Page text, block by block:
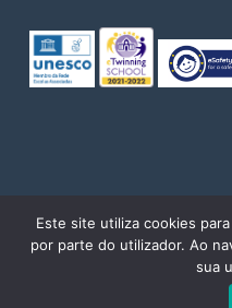
twitter facebookpinterestlinkedin
Este site utiliza cookies
por parte do utilizador. Ao
sua